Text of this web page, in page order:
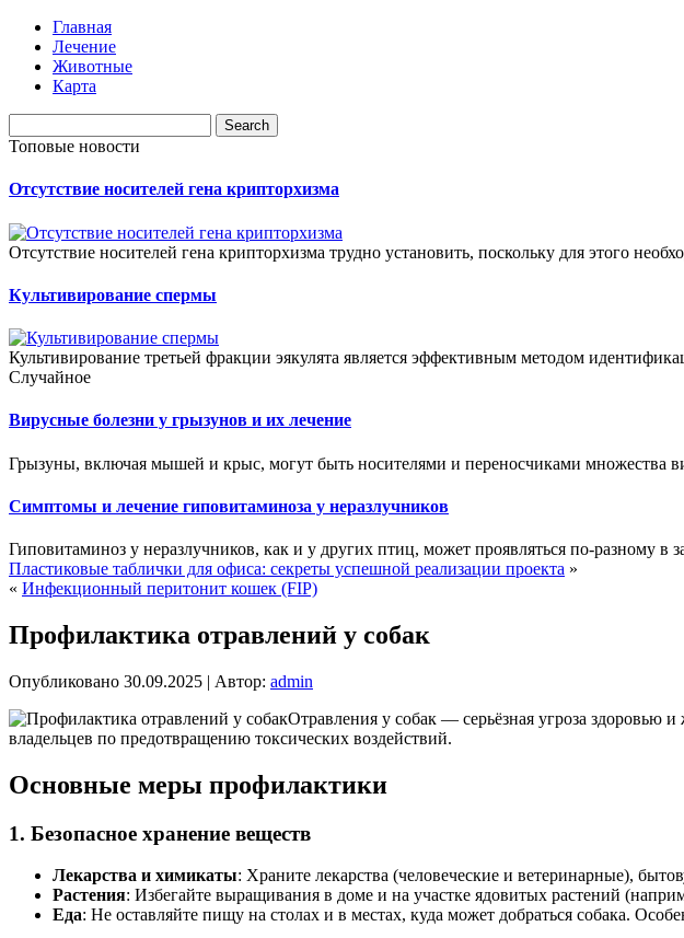
Главная
Лечение
Животные
Карта
Топовые новости
Отсутствие носителей гена крипторхизма
Отсутствие носителей гена крипторхизма трудно установить, поскольку для этого
Культивирование спермы
Культивирование третьей фракции эякулята является эффективным методом
Случайное
Вирусные болезни у грызунов и их лечение
Грызуны, включая мышей и крыс, могут быть носителями и переносчиками множества
Симптомы и лечение гиповитаминоза у неразлучников
Гиповитаминоз у неразлучников, как и у других птиц, может проявляться по-разному в
Пластиковые таблички для офиса: секреты успешной реализации проекта »
« Инфекционный перитонит кошек (FIP)
Профилактика отравлений у собак
Опубликовано 30.09.2025 | Автор: admin
Отравления у собак — серьёзная угроза
владельцев по предотвращению токсических воздействий.
Основные меры профилактики
1. Безопасное хранение веществ
Лекарства и химикаты: Храните лекарства (человеческие и ветеринарные),
Растения: Избегайте выращивания в доме и на участке ядовитых растений
Еда: Не оставляйте пищу на столах и в местах, куда может добраться собака.